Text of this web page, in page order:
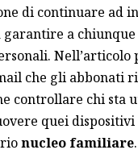
di continuare ad
a
Nell’articolo
che gli abbonati
controllare chi sta
quei
nucleo familiare.